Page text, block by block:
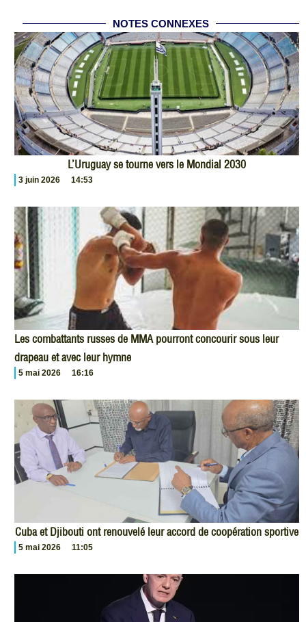
NOTES CONNEXES
L’Uruguay se tourne vers le Mondial 2030
3 juin 2026 14:53
Les combattants russes de MMA pourront concourir sous leur
drapeau et avec leur hymne
5 mai 2026 16:16
Cuba et Djibouti ont renouvelé leur accord de coopération sportive
5 mai 2026 11:05